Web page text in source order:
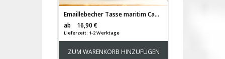
Emaillebecher Tasse maritim Campingbecher Welle mit Spruch "Ich brauch mehr Meer" eb137
ab
16,90 €
Lieferzeit: 1-2 Werktage
ZUM WARENKORB HINZUFÜGEN